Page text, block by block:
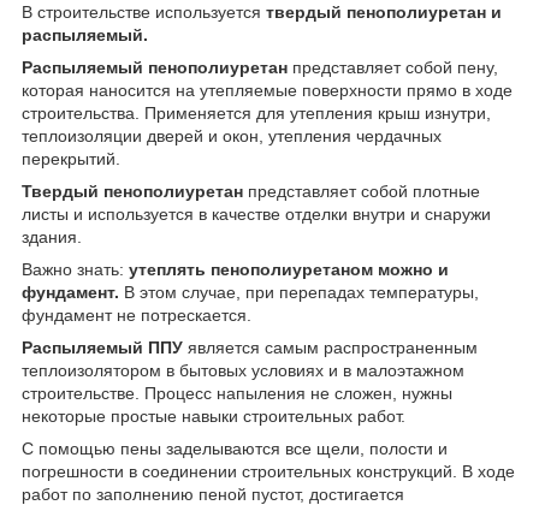
В строительстве используется твердый пенополиуретан и
распыляемый.
Распыляемый пенополиуретан представляет собой пену,
которая наносится на утепляемые поверхности прямо в ходе
строительства. Применяется для утепления крыш изнутри,
теплоизоляции дверей и окон, утепления чердачных
перекрытий.
Твердый пенополиуретан представляет собой плотные
листы и используется в качестве отделки внутри и снаружи
здания.
Важно знать: утеплять пенополиуретаном можно и
фундамент. В этом случае, при перепадах температуры,
фундамент не потрескается.
Распыляемый ППУ является самым распространенным
теплоизолятором в бытовых условиях и в малоэтажном
строительстве. Процесс напыления не сложен, нужны
некоторые простые навыки строительных работ.
С помощью пены заделываются все щели, полости и
погрешности в соединении строительных конструкций. В ходе
работ по заполнению пеной пустот, достигается